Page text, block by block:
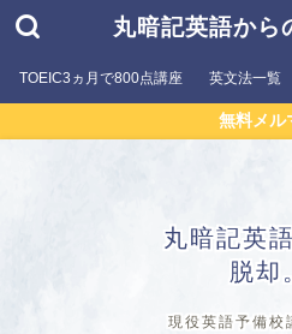
丸暗記英語から
TOEIC3ヵ月で800点講座 英文法一覧
無料メル
丸暗記英
脱却
現役英語予備校